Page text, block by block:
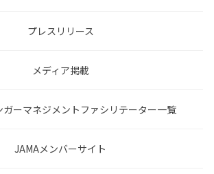
プレスリリース
メディア掲載
ガーマネジメントファシリテーター一覧
JAMAメンバーサイト